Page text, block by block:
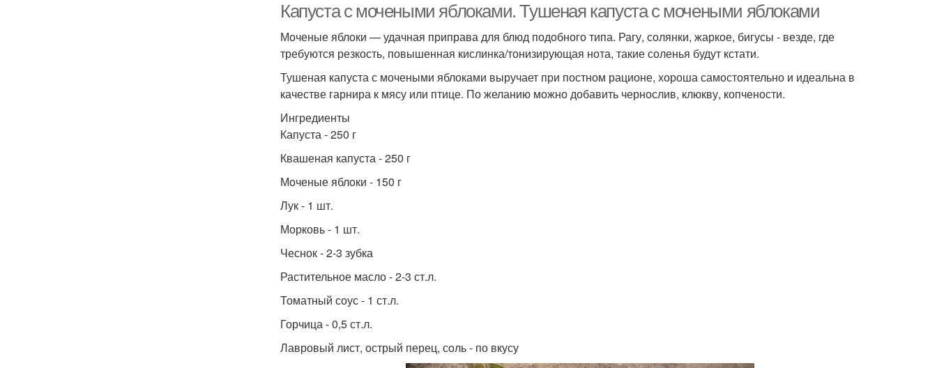
Капуста с мочеными яблоками. Тушеная капуста с мочеными яблоками
Моченые яблоки — удачная приправа для блюд подобного типа. Рагу, солянки, жаркое, бигусы - везде, где
требуются резкость, повышенная кислинка/тонизирующая нота, такие соленья будут кстати.
Тушеная капуста с мочеными яблоками выручает при постном рационе, хороша самостоятельно и идеальна в
качестве гарнира к мясу или птице. По желанию можно добавить чернослив, клюкву, копчености.
Ингредиенты
Капуста - 250 г
Квашеная капуста - 250 г
Моченые яблоки - 150 г
Лук - 1 шт.
Морковь - 1 шт.
Чеснок - 2-3 зубка
Растительное масло - 2-3 ст.л.
Томатный соус - 1 ст.л.
Горчица - 0,5 ст.л.
Лавровый лист, острый перец, соль - по вкусу